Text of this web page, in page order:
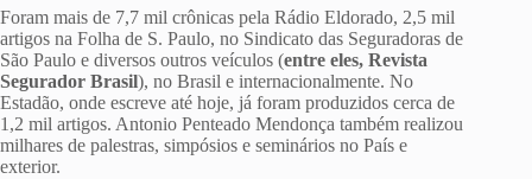
Foram mais de 7,7 mil crônicas pela Rádio Eldorado, 2,5 mil
artigos na Folha de S. Paulo, no Sindicato das Seguradoras de
São Paulo e diversos outros veículos (entre eles, Revista
Segurador Brasil), no Brasil e internacionalmente. No
Estadão, onde escreve até hoje, já foram produzidos cerca de
1,2 mil artigos. Antonio Penteado Mendonça também realizou
milhares de palestras, simpósios e seminários no País e
exterior.